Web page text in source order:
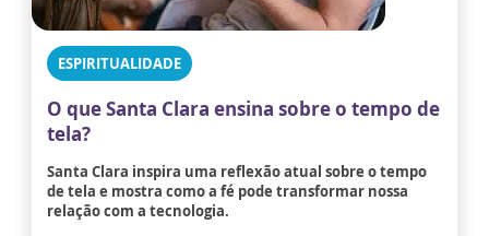
ESPIRITUALIDADE
O que Santa Clara ensina sobre o tempo de
tela?
Santa Clara inspira uma reflexão atual sobre o tempo
de tela e mostra como a fé pode transformar nossa
relação com a tecnologia.